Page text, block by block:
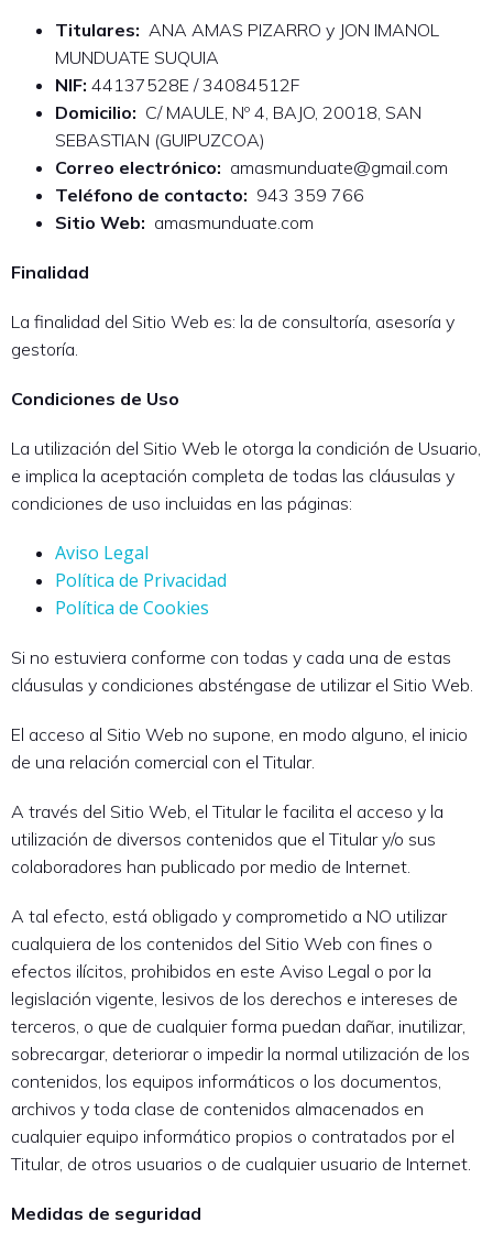
Titulares: ANA AMAS PIZARRO y JON IMANOL
MUNDUATE SUQUIA
NIF: 44137528E / 34084512F
Domicilio: C/ MAULE, Nº 4, BAJO, 20018, SAN
SEBASTIAN (GUIPUZCOA)
Correo electrónico: amasmunduate@gmail.com
Teléfono de contacto: 943 359 766
Sitio Web: amasmunduate.com
Finalidad
La finalidad del Sitio Web es: la de consultoría, asesoría y
gestoría.
Condiciones de Uso
La utilización del Sitio Web le otorga la condición de Usuario,
e implica la aceptación completa de todas las cláusulas y
condiciones de uso incluidas en las páginas:
Aviso Legal
Política de Privacidad
Política de Cookies
Si no estuviera conforme con todas y cada una de estas
cláusulas y condiciones absténgase de utilizar el Sitio Web.
El acceso al Sitio Web no supone, en modo alguno, el inicio
de una relación comercial con el Titular.
A través del Sitio Web, el Titular le facilita el acceso y la
utilización de diversos contenidos que el Titular y/o sus
colaboradores han publicado por medio de Internet.
A tal efecto, está obligado y comprometido a NO utilizar
cualquiera de los contenidos del Sitio Web con fines o
efectos ilícitos, prohibidos en este Aviso Legal o por la
legislación vigente, lesivos de los derechos e intereses de
terceros, o que de cualquier forma puedan dañar, inutilizar,
sobrecargar, deteriorar o impedir la normal utilización de los
contenidos, los equipos informáticos o los documentos,
archivos y toda clase de contenidos almacenados en
cualquier equipo informático propios o contratados por el
Titular, de otros usuarios o de cualquier usuario de Internet.
Medidas de seguridad